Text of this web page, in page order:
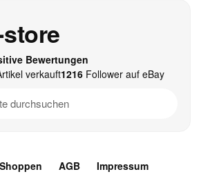
Bewertungen
verkauft1216Follower auf eBay
Shoppen AGB Impressum